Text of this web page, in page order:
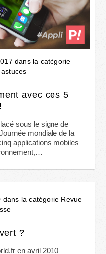
dans la catégorie
avec ces 5
sous le signe de
mondiale de la
applications mobiles
dans la catégorie Revue
?
en avril 2010